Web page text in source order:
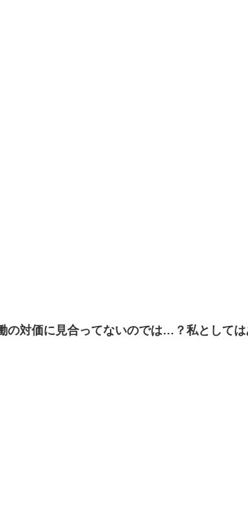
の対価に見合ってないのでは…？私として